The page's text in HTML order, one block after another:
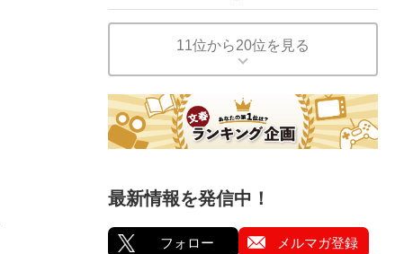
11位から20位を見る
最新情報を発信中！
フォロー メルマガ登録